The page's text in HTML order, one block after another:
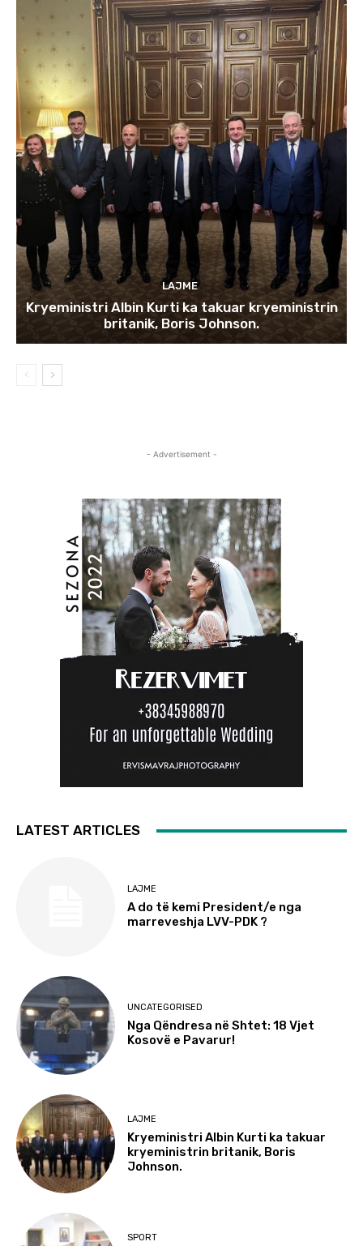
LAJME
Kryeministri Albin Kurti ka takuar kryeministrin
britanik, Boris Johnson.
- Advertisement -
LATEST ARTICLES
LAJME
A do të kemi President/e nga
marreveshja LVV-PDK ?
UNCATEGORISED
Nga Qëndresa në Shtet: 18 Vjet
Kosovë e Pavarur!
LAJME
Kryeministri Albin Kurti ka takuar
kryeministrin britanik, Boris
Johnson.
SPORT